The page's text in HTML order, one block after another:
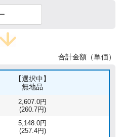
合計金額（単価）
【選択中】
無地品
2,607.0円
(260.7円)
5,148.0円
(257.4円)